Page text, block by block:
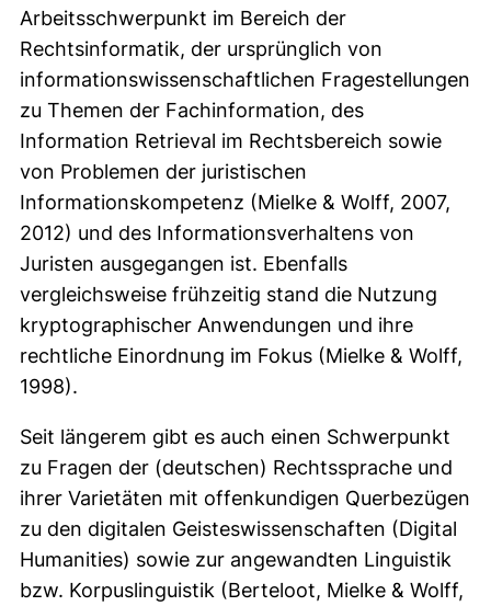
Arbeitsschwerpunkt im Bereich der
Rechtsinformatik, der ursprünglich von
informationswissenschaftlichen Fragestellungen
zu Themen der Fachinformation, des
Information Retrieval im Rechtsbereich sowie
von Problemen der juristischen
Informationskompetenz (Mielke & Wolff, 2007,
2012) und des Informationsverhaltens von
Juristen ausgegangen ist. Ebenfalls
vergleichsweise frühzeitig stand die Nutzung
kryptographischer Anwendungen und ihre
rechtliche Einordnung im Fokus (Mielke & Wolff,
1998).
Seit längerem gibt es auch einen Schwerpunkt
zu Fragen der (deutschen) Rechtssprache und
ihrer Varietäten mit offenkundigen Querbezügen
zu den digitalen Geisteswissenschaften (Digital
Humanities) sowie zur angewandten Linguistik
bzw. Korpuslinguistik (Berteloot, Mielke & Wolff,